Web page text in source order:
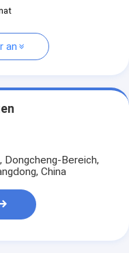
an
Bereich,
China